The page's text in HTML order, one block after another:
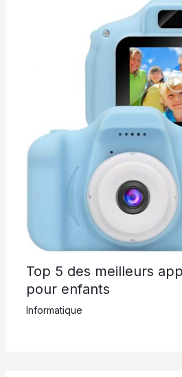
Top 5 des meilleurs
pour enfants
Informatique